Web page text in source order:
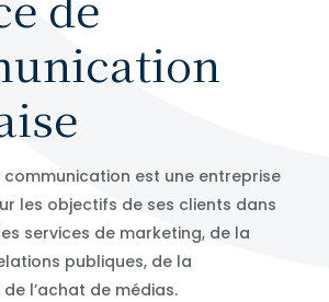
communication est une entreprise
les objectifs de ses clients dans
services de marketing, de la
publiques, de la
l’achat de médias.